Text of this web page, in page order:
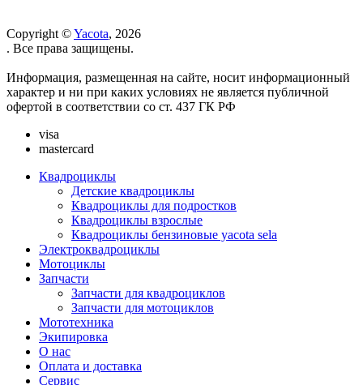
Copyright ©Yacota, 2026
. Все права защищены.
Информация, размещенная на сайте, носит информационный
характер и ни при каких условиях не является публичной
офертой в соответствии со ст. 437 ГК РФ
visa
mastercard
Квадроциклы
Детские квадроциклы
Квадроциклы для подростков
Квадроциклы взрослые
Квадроциклы бензиновые yacota sela
Электроквадроциклы
Мотоциклы
Запчасти
Запчасти для квадроциклов
Запчасти для мотоциклов
Мототехника
Экипировка
О нас
Оплата и доставка
Сервис